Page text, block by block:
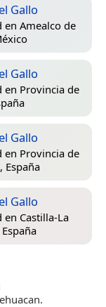
Gallo
en Amealco de
Gallo
en Provincia de
Gallo
en Provincia de
España
Gallo
en Castilla-La